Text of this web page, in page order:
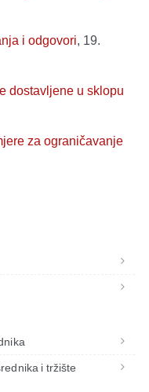
i odgovori, 19.
dostavljene u sklopu
za ograničavanje
i tržište